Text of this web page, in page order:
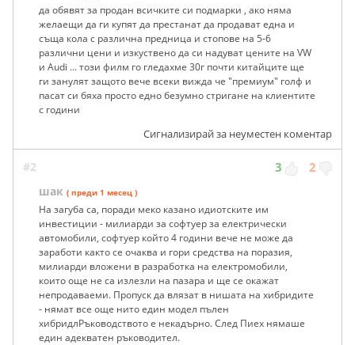
да обявят за продан всичките си подмарки , ако няма
желаещи да ги купят да престанат да продават една и
съща кола с различна предница и стопове на 5-6
различни цени и изкуствено да си надуват цените на VW
и Audi ... този филм го гледахме 30г почти китайците ще
ги занулят защото вече всеки вижда че "премиум" голф и
пасат си бяха просто едно безумно стригане на клиентите
с години
Сигнализирай за неуместен коментар
#2 3 2
шак ( преди 1 месец )
На загуба са, поради меко казано идиотските им
инвестиции - милиарди за софтуер за електрически
автомобили, софтуер който 4 години вече не може да
заработи както се очаква и гори средства на поразия,
милиарди вложени в разработка на електромобили,
които още не са излезли на пазара и ще се окажат
непродаваеми. Пропуск да влязат в нишата на хибридите
- нямат все още нито един модел пълен
хибридлРъководството е некадърно. След Пиех нямаше
един адекватен ръководител.